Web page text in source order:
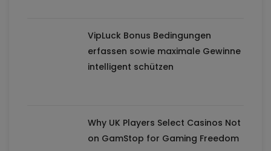
VipLuck Bonus Bedingungen
erfassen sowie maximale Gewinne
intelligent schützen
Why UK Players Select Casinos Not
on GamStop for Gaming Freedom